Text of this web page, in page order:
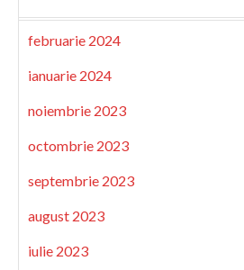
februarie 2024
ianuarie 2024
noiembrie 2023
octombrie 2023
septembrie 2023
august 2023
iulie 2023